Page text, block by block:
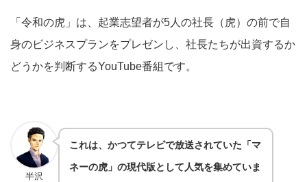
「令和の虎」は、起業志望者が5人の社長（虎）の前で自
身のビジネスプランをプレゼンし、社長たちが出資するか
どうかを判断するYouTube番組です。
半沢
これは、かつてテレビで放送されていた「マ
ネーの虎」の現代版として人気を集めていま